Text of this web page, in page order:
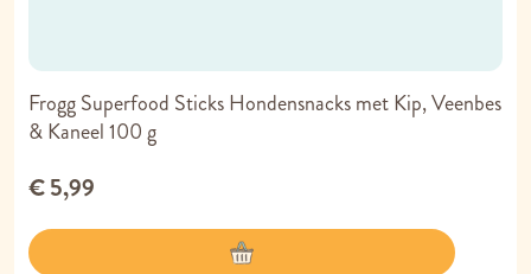
Frogg Superfood Sticks Hondensnacks met Kip, Veenbes
& Kaneel 100 g
€ 5,99